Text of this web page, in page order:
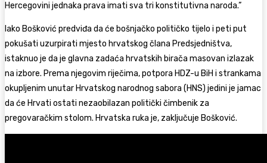
Hercegovini jednaka prava imati sva tri konstitutivna naroda.”
Iako Bošković predviđa da će bošnjačko političko tijelo i peti put
pokušati uzurpirati mjesto hrvatskog člana Predsjedništva,
istaknuo je da je glavna zadaća hrvatskih birača masovan izlazak
na izbore. Prema njegovim riječima, potpora HDZ-u BiH i strankama
okupljenim unutar Hrvatskog narodnog sabora (HNS) jedini je jamac
da će Hrvati ostati nezaobilazan politički čimbenik za
pregovaračkim stolom. Hrvatska ruka je, zaključuje Bošković.